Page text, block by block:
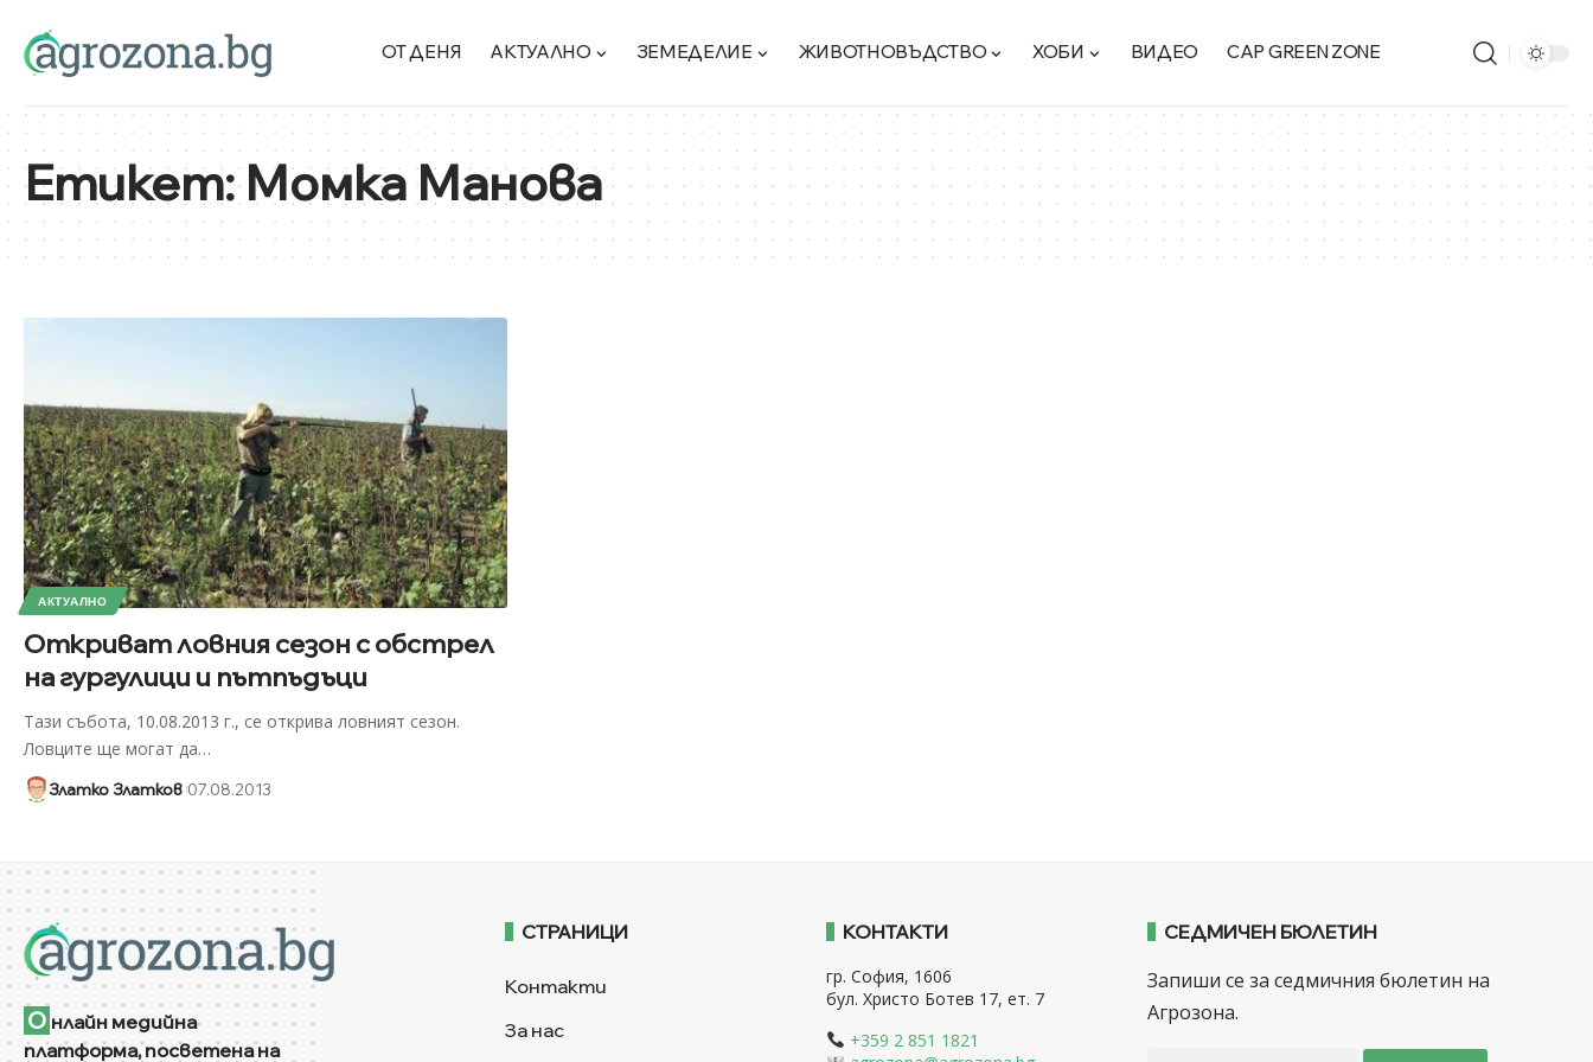
ОТ ДЕНЯ АКТУАЛНО ЗЕМЕДЕЛИЕ ЖИВОТНОВЪДСТВО ХОБИ ВИДЕО CAP GREEN ZONE
Етикет:Момка Манова
АКТУАЛНО
Откриват ловния сезон с обстрел
на гургулици и пътпъдъци
Тази събота, 10.08.2013 г., се открива ловният сезон.
Ловците ще могат да…
Златко Златков 07.08.2013
О нлайн медийна
платформа, посветена на
СТРАНИЦИ
Контакти
За нас
КОНТАКТИ
гр. София, 1606
бул. Христо Ботев 17, ет. 7
+359 2 851 1821
СЕДМИЧЕН БЮЛЕТИН
Запиши се за седмичния бюлетин на
Агрозона.